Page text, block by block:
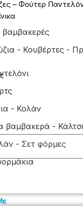
- Κουβέρτες -
- Κολάν
βαμβακερά -
- Σετ φόρμες
– Φούτερ